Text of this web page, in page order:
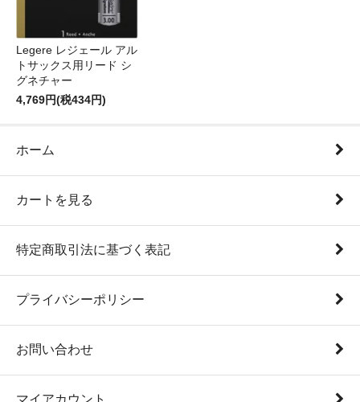
Legere レジェール アル
トサックス用リード シ
グネチャー
4,769円(税434円)
ホーム
カートを見る
特定商取引法に基づく表記
プライバシーポリシー
お問い合わせ